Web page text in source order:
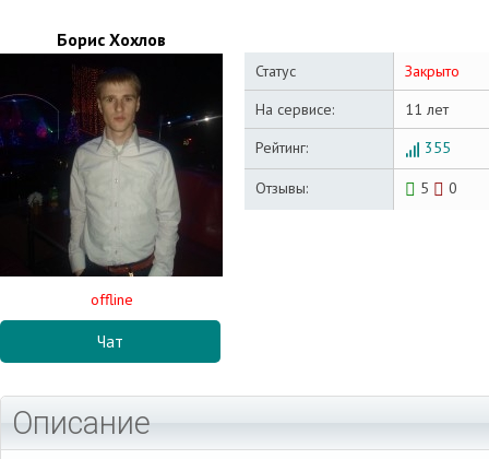
Борис Хохлов
offline
Чат
Статус
Закрыто
На сервисе:
11 лет
Рейтинг:
355
Отзывы: 5 0
Описание